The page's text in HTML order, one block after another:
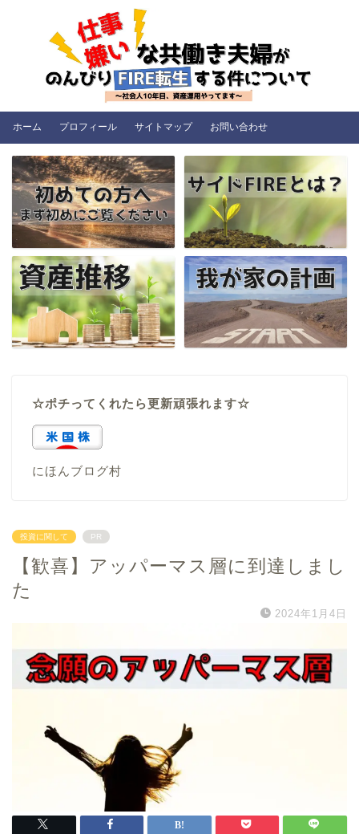
ホーム プロフィール サイトマップ お問い合わせ
☆ポチってくれたら更新頑張れます☆
にほんブログ村
投資に関して PR
【歓喜】アッパーマス層に到達しまし
た
2024年1月4日